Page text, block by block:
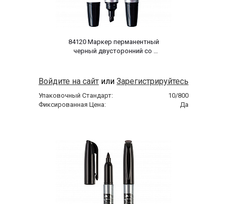
84120 Маркер перманентный
черный двусторонний со
Войдите на сайт или Зарегистрируйтесь
Упаковочный Стандарт:
10/800
Фиксированная Цена:
Да